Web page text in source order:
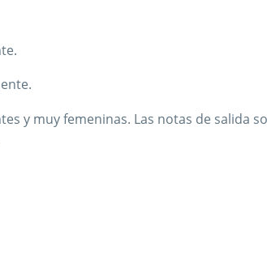
y muy femeninas. Las notas de salida